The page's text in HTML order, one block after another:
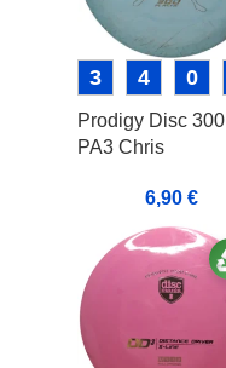
3 4 0
Prodigy Disc 300
PA3 Chris
6,90 €